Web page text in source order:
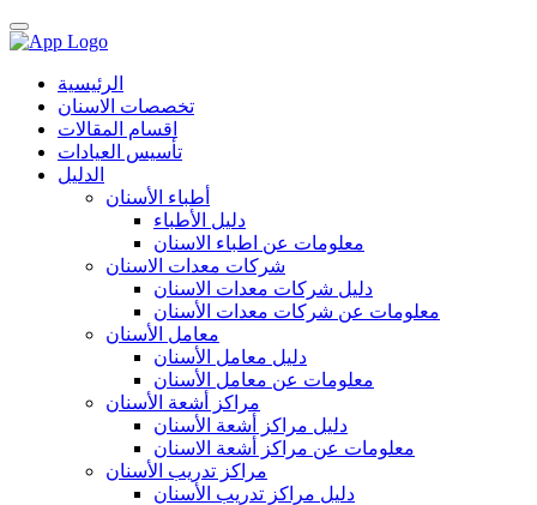
الرئيسية
تخصصات الاسنان
اقسام المقالات
تأسيس العيادات
الدليل
أطباء الأسنان
دليل الأطباء
معلومات عن اطباء الاسنان
شركات معدات الاسنان
دليل شركات معدات الاسنان
معلومات عن شركات معدات الأسنان
معامل الأسنان
دليل معامل الأسنان
معلومات عن معامل الأسنان
مراكز أشعة الأسنان
دليل مراكز أشعة الأسنان
معلومات عن مراكز أشعة الاسنان
مراكز تدريب الأسنان
دليل مراكز تدريب الأسنان